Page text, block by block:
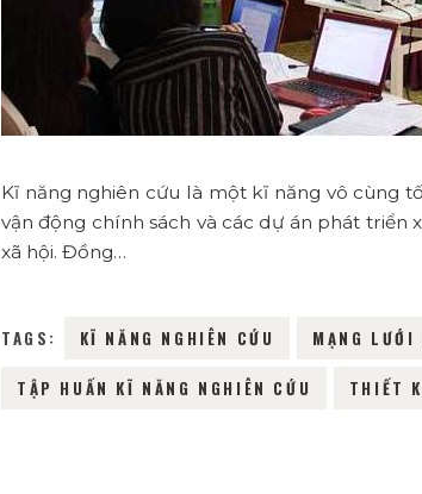
Kĩ năng nghiên cứu là một kĩ năng vô cùng
vận động chính sách và các dự án phát triển
xã hội. Đồng…
TAGS: KĨ NĂNG NGHIÊN CỨU MẠNG
TẬP HUẤN KĨ NĂNG NGHIÊN CỨU THIẾT